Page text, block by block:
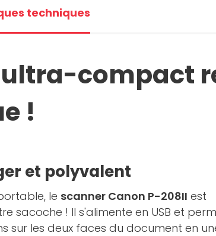
techniques
ultra-compact
!
et polyvalent
le scanner Canon P-208II est
sacoche ! Il s'alimente en USB et
sur les deux faces du document en